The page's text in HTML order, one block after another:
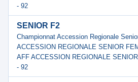
- 92
SENIOR F2
Championnat Accession Regionale
ACCESSION REGIONALE SENIOR
AFF ACCESSION REGIONALE
- 92